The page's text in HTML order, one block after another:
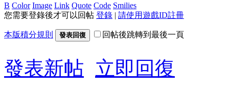
B Color Image Link Quote Code Smilies
您需要登錄後才可以回帖 登錄 | 請使用遊戲ID註冊
本版積分規則 發表回復 回帖後跳轉到最後一頁
發表新帖 立即回復